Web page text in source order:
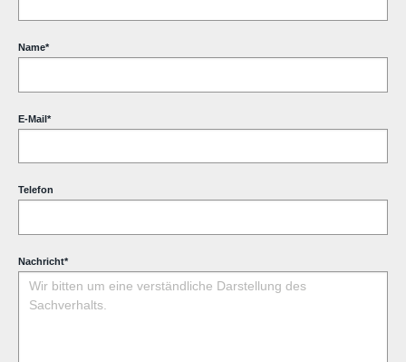
Name*
E-Mail*
Telefon
Nachricht*